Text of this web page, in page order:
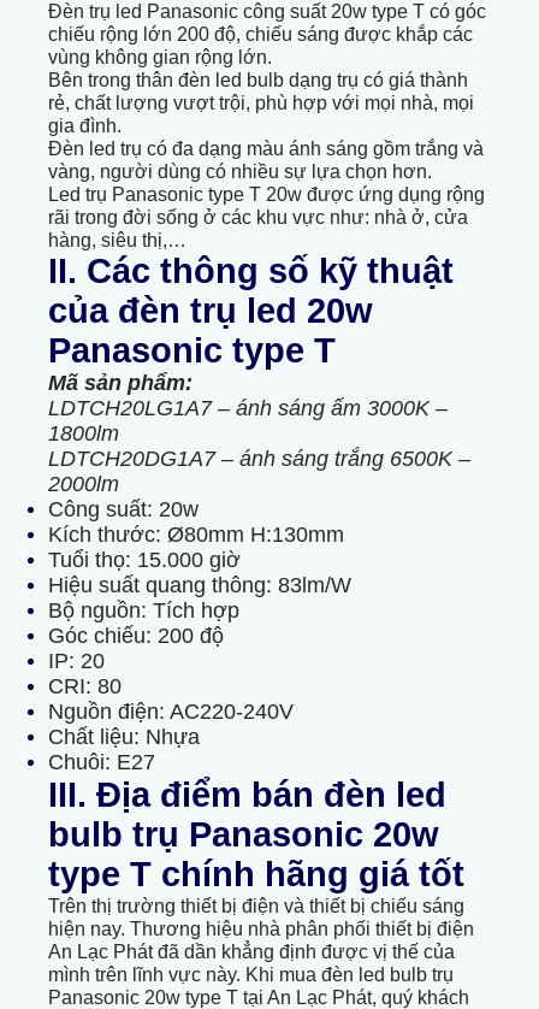
Đèn trụ led Panasonic công suất 20w type T có góc
chiếu rộng lớn 200 độ, chiếu sáng được khắp các
vùng không gian rộng lớn.
Bên trong thân đèn led bulb dạng trụ có giá thành
rẻ, chất lượng vượt trội, phù hợp với mọi nhà, mọi
gia đình.
Đèn led trụ có đa dạng màu ánh sáng gồm trắng và
vàng, người dùng có nhiều sự lựa chọn hơn.
Led trụ Panasonic type T 20w được ứng dụng rộng
rãi trong đời sống ở các khu vực như: nhà ở, cửa
hàng, siêu thị,…
II. Các thông số kỹ thuật
của đèn trụ led 20w
Panasonic type T
Mã sản phẩm:
LDTCH20LG1A7 – ánh sáng ấm 3000K –
1800lm
LDTCH20DG1A7 – ánh sáng trắng 6500K –
2000lm
Công suất: 20w
Kích thước: Ø80mm H:130mm
Tuổi thọ: 15.000 giờ
Hiệu suất quang thông: 83lm/W
Bộ nguồn: Tích hợp
Góc chiếu: 200 độ
IP: 20
CRI: 80
Nguồn điện: AC220-240V
Chất liệu: Nhựa
Chuôi: E27
III. Địa điểm bán đèn led
bulb trụ Panasonic 20w
type T chính hãng giá tốt
Trên thị trường thiết bị điện và thiết bị chiếu sáng
hiện nay. Thương hiệu nhà phân phối thiết bị điện
An Lạc Phát đã dần khẳng định được vị thế của
mình trên lĩnh vực này. Khi mua đèn led bulb trụ
Panasonic 20w type T tại An Lạc Phát, quý khách